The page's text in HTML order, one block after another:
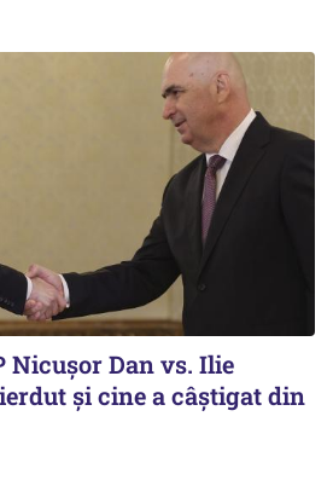
Nicușor Dan vs. Ilie
și cine a câștigat din